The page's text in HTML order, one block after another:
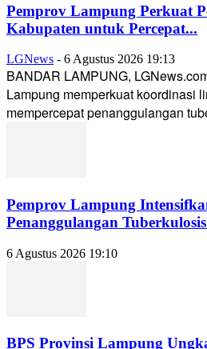
Pemprov Lampung Perkuat
Kabupaten untuk Percepat...
LGNews - 6 Agustus 2026 19:13
BANDAR LAMPUNG,
Lampung memperkuat koordinasi
mempercepat penanggulangan
Pemprov Lampung
Penanggulangan
6 Agustus 2026 19:10
BPS Provinsi Lampung